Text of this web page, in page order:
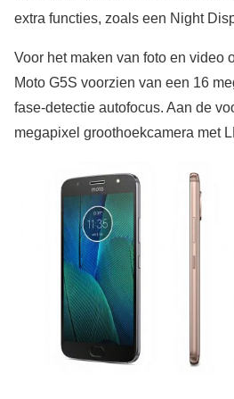
extra functies, zoals een Night
Voor het maken van foto en video
Moto G5S voorzien van een 16
fase-detectie autofocus. Aan de
megapixel groothoekcamera met